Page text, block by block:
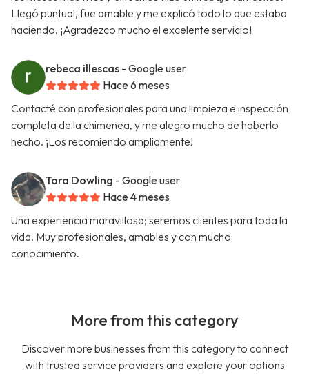
Llegó puntual, fue amable y me explicó todo lo que estaba
haciendo. ¡Agradezco mucho el excelente servicio!
rebeca illescas - Google user
Hace 6 meses
Contacté con profesionales para una limpieza e inspección
completa de la chimenea, y me alegro mucho de haberlo
hecho. ¡Los recomiendo ampliamente!
Tara Dowling - Google user
Hace 4 meses
Una experiencia maravillosa; seremos clientes para toda la
vida. Muy profesionales, amables y con mucho
conocimiento.
More from this category
Discover more businesses from this category to connect
with trusted service providers and explore your options